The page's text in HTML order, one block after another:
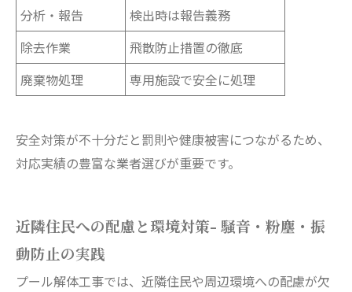
分析・報告
検出時は報告義務
除去作業
飛散防止措置の徹底
廃棄物処理
専用施設で安全に処理
安全対策が不十分だと罰則や健康被害につながるため、
対応実績の豊富な業者選びが重要です。
近隣住民への配慮と環境対策- 騒音・粉塵・振
動防止の実践
プール解体工事では、近隣住民や周辺環境への配慮が欠